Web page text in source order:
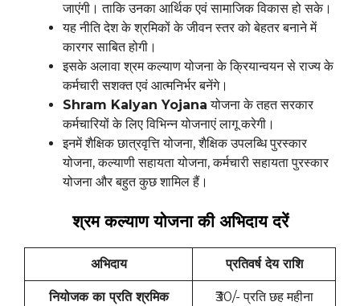
जाएंगी। ताकि उनका आर्थिक एवं सामाजिक विकास हो सके।
यह नीति देश के श्रमिकों के जीवन स्तर को बेहतर बनाने में
कारगर साबित होगी।
इसके अलावा श्रम कल्याण योजना के क्रियान्वयन से राज्य के
कर्मचारी सशक्त एवं आत्मनिर्भर बनेंगे।
Shram Kalyan Yojana योजना के तहत सरकार
कर्मचारियों के लिए विभिन्न योजनाएं लागू करेगी।
इनमें शैक्षिक छात्रवृत्ति योजना, शैक्षिक उपलब्धि पुरस्कार
योजना, कल्याणी सहायता योजना, कर्मचारी सहायता पुरस्कार
योजना और बहुत कुछ शामिल हैं।
श्रम कल्याण योजना की अभिदाय दरें
अभिदाय प्रतिवर्ष देय राशि
नियोजक का प्रति श्रमिक ₹30/- प्रति छह महीना